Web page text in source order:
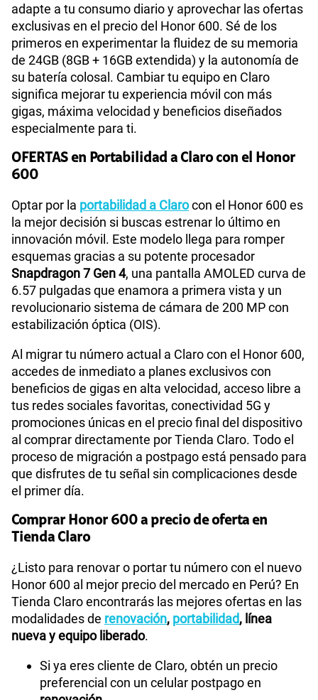
adapte a tu consumo diario y aprovechar las ofertas
exclusivas en el precio del Honor 600. Sé de los
primeros en experimentar la fluidez de su memoria
de 24GB (8GB + 16GB extendida) y la autonomía de
su batería colosal. Cambiar tu equipo en Claro
significa mejorar tu experiencia móvil con más
gigas, máxima velocidad y beneficios diseñados
especialmente para ti.
OFERTAS en Portabilidad a Claro con el Honor
600
Optar por la portabilidad a Clarocon el Honor 600 es
la mejor decisión si buscas estrenar lo último en
innovación móvil. Este modelo llega para romper
esquemas gracias a su potente procesador
Snapdragon 7 Gen 4, una pantalla AMOLED curva de
6.57 pulgadas que enamora a primera vista y un
revolucionario sistema de cámara de 200 MP con
estabilización óptica (OIS).
Al migrar tu número actual a Claro con el Honor 600,
accedes de inmediato a planes exclusivos con
beneficios de gigas en alta velocidad, acceso libre a
tus redes sociales favoritas, conectividad 5G y
promociones únicas en el precio final del dispositivo
al comprar directamente por Tienda Claro. Todo el
proceso de migración a postpago está pensado para
que disfrutes de tu señal sin complicaciones desde
el primer día.
Comprar Honor 600 a precio de oferta en
Tienda Claro
¿Listo para renovar o portar tu número con el nuevo
Honor 600 al mejor precio del mercado en Perú? En
Tienda Claro encontrarás las mejores ofertas en las
modalidades de renovación, portabilidad, línea
nueva y equipo liberado.
Si ya eres cliente de Claro, obtén un precio
preferencial con un celular postpago en